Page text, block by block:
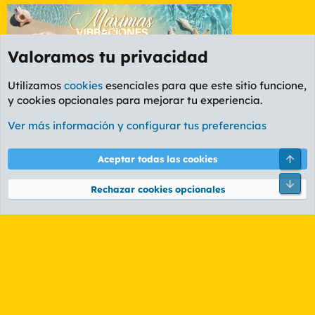
Foro General
Cookies
PL OLDSTYLE AMARILLO
Términos y reglas Política de privacidad Ayuda
Community platform by XenForo® © 2010-2026 XenForo Ltd.
Valoramos tu privacidad
Utilizamos cookies esenciales para que este sitio funcione,
y cookies opcionales para mejorar tu experiencia.
Ver más información y configurar tus preferencias
Aceptar todas las cookies
Rechazar cookies opcionales
Pie